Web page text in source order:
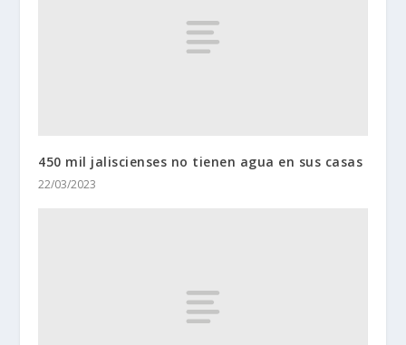
450 mil jaliscienses no tienen agua en sus casas
22/03/2023